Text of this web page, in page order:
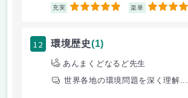
充実 5 楽単 5
12 環境歴史(1)
あんまくどなるど先生
世界各地の環境問題を深く理解...